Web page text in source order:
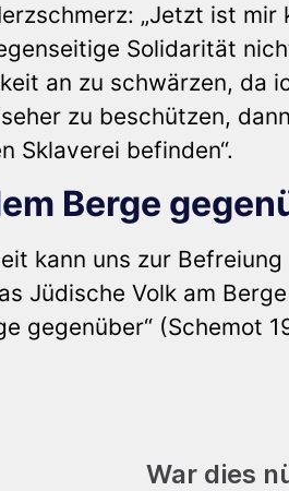
„Jetzt ist mir
Solidarität
an zu schwärzen, da
zu beschützen,
Sklaverei befinden“.
Berge
kann uns zur
Jüdische Volk am
gegenüber“ (Schemot
War dies